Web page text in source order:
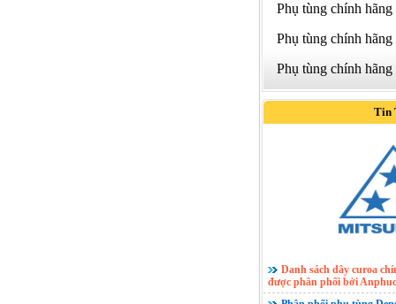
Phụ tùng chính hãng
Phụ tùng chính hãng
Phụ tùng chính hãng
Tin
Danh sách dây curoa
được phân phối bởi